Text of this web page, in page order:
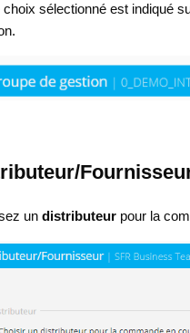
choix sélectionné est indiqué
undistributeur pour la